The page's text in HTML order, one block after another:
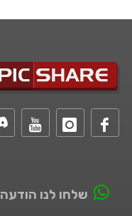
שלחו לנו הודעה